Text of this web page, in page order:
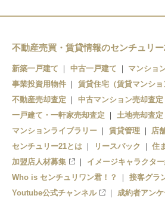
不動産売買・賃貸情報のセンチュリー
新築一戸建て 中古一戸建て マンショ
事業投資用物件
賃貸住宅（賃貸マンショ
不動産売却査定
中古マンション売却査定
一戸建て・一軒家売却査定
土地売却査定
マンションライブラリー
賃貸管理
店
センチュリー21とは
リースバック
住
加盟店人材募集
イメージキャラクタ
Who is センチュリワン君！？
接客グラ
Youtube公式チャンネル
成約者アンケ